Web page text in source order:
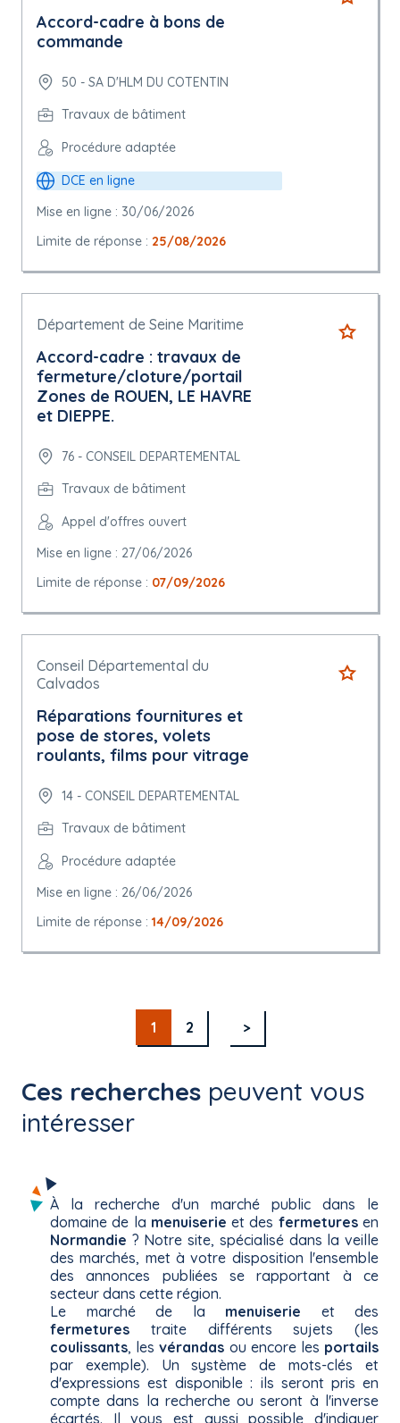
Accord-cadre à bons de
commande
50 - SA D'HLM DU COTENTIN
Travaux de bâtiment
Procédure adaptée
DCE en ligne
Mise en ligne : 30/06/2026
Limite de réponse : 25/08/2026
Département de Seine Maritime
Accord-cadre : travaux de
fermeture/cloture/portail
Zones de ROUEN, LE HAVRE
et DIEPPE.
76 - CONSEIL DEPARTEMENTAL
Travaux de bâtiment
Appel d'offres ouvert
Mise en ligne : 27/06/2026
Limite de réponse : 07/09/2026
Conseil Départemental du
Calvados
Réparations fournitures et
pose de stores, volets
roulants, films pour vitrage
14 - CONSEIL DEPARTEMENTAL
Travaux de bâtiment
Procédure adaptée
Mise en ligne : 26/06/2026
Limite de réponse : 14/09/2026
1 2 >
Ces recherches peuvent vous
intéresser
À la recherche d'un marché public dans le
domaine de la menuiserie et des fermeturesen
Normandie ? Notre site, spécialisé dans la veille
des marchés, met à votre disposition l'ensemble
des annonces publiées se rapportant à ce
secteur dans cette région.
Le marché de la menuiserie et des
fermetures traite différents sujets (les
coulissants, lesvérandas ou encore les portails
par exemple). Un système de mots-clés et
d'expressions est disponible : ils seront pris en
compte dans la recherche ou seront à l'inverse
écartés. Il vous est aussi possible d'indiquer